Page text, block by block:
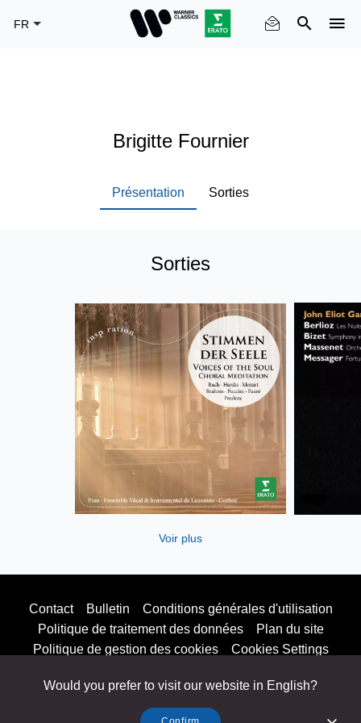
Brigitte Fournier
Présentation Sorties
Sorties
Voir plus
Contact Bulletin
Conditions générales d'utilisation
Politique de traitement des données
Plan du site
Politique de gestion des cookies
Cookies Settings
© 2025 Parlophone Records Limited. All rights reserved.
Would you prefer to visit our website in English?